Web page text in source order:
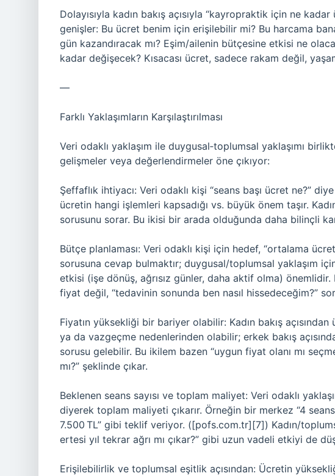
Dolayısıyla kadın bakış açısıyla “kayropraktik için ne
genişler: Bu ücret benim için erişilebilir mi? Bu harcama
gün kazandıracak mı? Eşim/ailenin bütçesine etkisi ne
kadar değişecek? Kısacası ücret, sadece rakam değil,
—
Farklı Yaklaşımların Karşılaştırılması
Veri odaklı yaklaşım ile duygusal‑toplumsal yaklaşımı
gelişmeler veya değerlendirmeler öne çıkıyor:
Şeffaflık ihtiyacı: Veri odaklı kişi “seans başı ücret ne?”
ücretin hangi işlemleri kapsadığı vs. büyük önem taşır. Kadın
sorusunu sorar. Bu ikisi bir arada olduğunda daha bilinçli
Bütçe planlaması: Veri odaklı kişi için hedef, “ortalama
sorusuna cevap bulmaktır; duygusal/toplumsal yaklaşım
etkisi (işe dönüş, ağrısız günler, daha aktif olma)
fiyat değil, “tedavinin sonunda ben nasıl hissedeceğim?”
Fiyatın yüksekliği bir bariyer olabilir: Kadın bakış
ya da vazgeçme nedenlerinden olabilir; erkek bakış
sorusu gelebilir. Bu ikilem bazen “uygun fiyat olanı mı
mı?” şeklinde çıkar.
Beklenen seans sayısı ve toplam maliyet: Veri odaklı
diyerek toplam maliyeti çıkarır. Örneğin bir merkez “4
7.500 TL” gibi teklif veriyor. ([pofs.com.tr][7]) Kadın/
ertesi yıl tekrar ağrı mı çıkar?” gibi uzun vadeli etkiyi de
Erişilebilirlik ve toplumsal eşitlik açısından: Ücretin